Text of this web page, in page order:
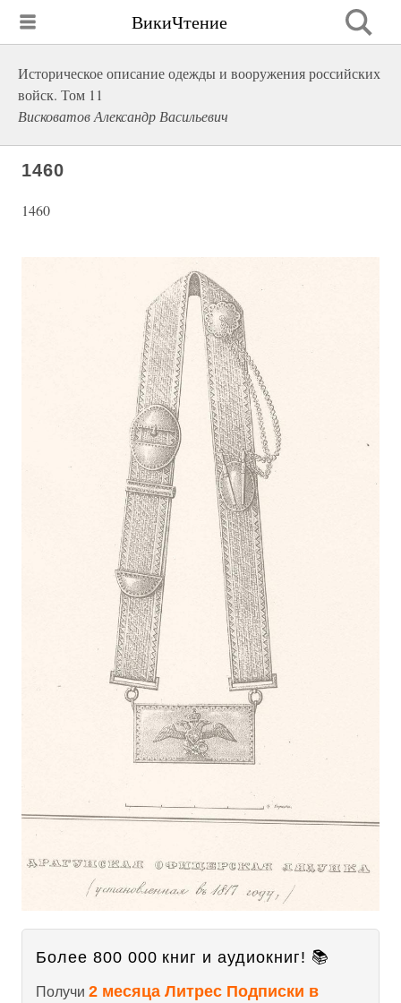
ВикиЧтение
Историческое описание одежды и вооружения российских
войск. Том 11
Висковатов Александр Васильевич
1460
1460
Более 800 000 книг и аудиокниг! 📚
Получи 2 месяца Литрес Подписки в